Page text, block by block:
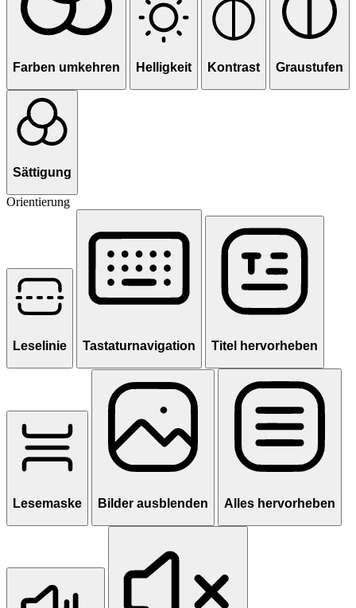
Farben umkehren Helligkeit Kontrast Graustufen
Sättigung
Orientierung
Leselinie Tastaturnavigation Titel hervorheben
Lesemaske Bilder ausblenden Alles hervorheben